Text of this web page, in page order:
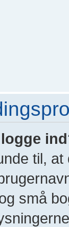
til,
små